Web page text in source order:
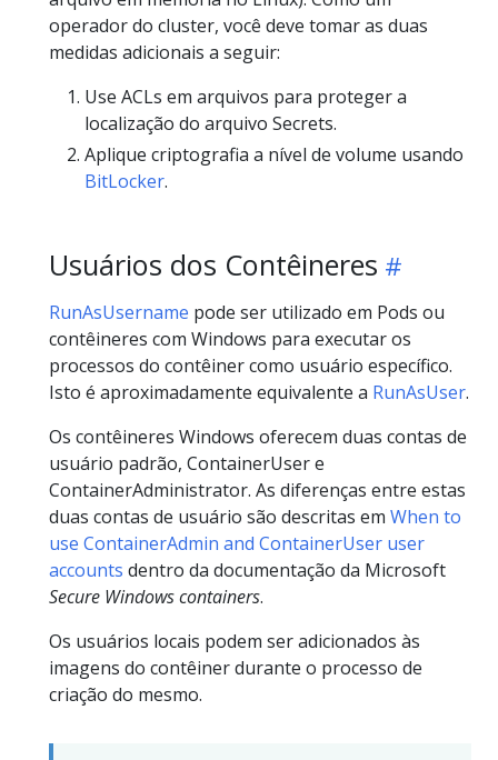
operador do cluster, você deve tomar as duas
medidas adicionais a seguir:
Use ACLs em arquivos para proteger a
localização do arquivo Secrets.
Aplique criptografia a nível de volume usando
BitLocker.
Usuários dos Contêineres
RunAsUsername pode ser utilizado em Pods ou
contêineres com Windows para executar os
processos do contêiner como usuário específico.
Isto é aproximadamente equivalente a RunAsUser.
Os contêineres Windows oferecem duas contas de
usuário padrão, ContainerUser e
ContainerAdministrator. As diferenças entre estas
duas contas de usuário são descritas em When to
use ContainerAdmin and ContainerUser user
accounts dentro da documentação da Microsoft
Secure Windows containers.
Os usuários locais podem ser adicionados às
imagens do contêiner durante o processo de
criação do mesmo.